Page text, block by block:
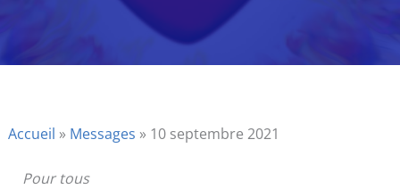
Accueil » Messages » 10 septembre 2021
Pour tous